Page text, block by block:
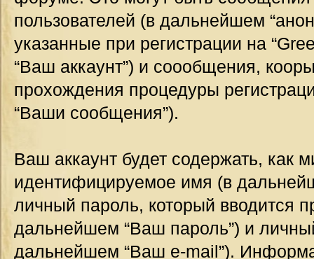
пользователей (в дальнейшем
указанные при регистрации на
“Ваш аккаунт”) и соообщения,
прохождения процедуры
“Ваши сообщения”).
Ваш аккаунт будет содержать, как
идентифицируемое имя (в
личный пароль, который вводится
дальнейшем “Ваш пароль”) и
дальнейшем “Ваш e-mail”).